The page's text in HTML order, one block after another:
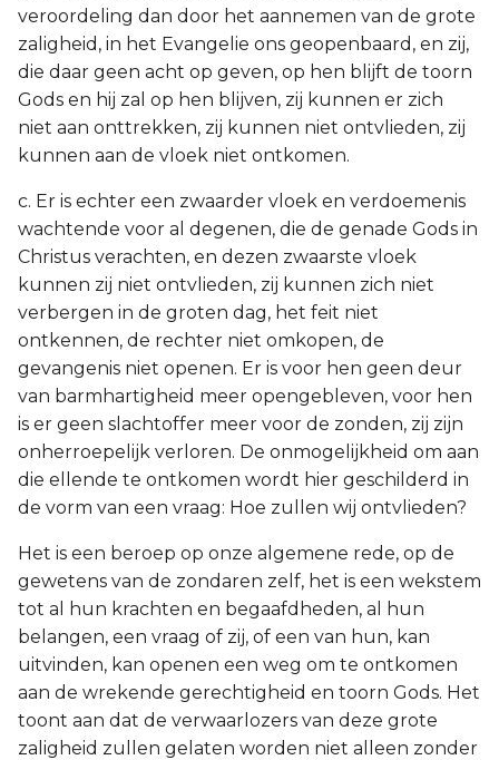
veroordeling dan door het aannemen van de grote
zaligheid, in het Evangelie ons geopenbaard, en zij,
die daar geen acht op geven, op hen blijft de toorn
Gods en hij zal op hen blijven, zij kunnen er zich
niet aan onttrekken, zij kunnen niet ontvlieden, zij
kunnen aan de vloek niet ontkomen.
c. Er is echter een zwaarder vloek en verdoemenis
wachtende voor al degenen, die de genade Gods in
Christus verachten, en dezen zwaarste vloek
kunnen zij niet ontvlieden, zij kunnen zich niet
verbergen in de groten dag, het feit niet
ontkennen, de rechter niet omkopen, de
gevangenis niet openen. Er is voor hen geen deur
van barmhartigheid meer opengebleven, voor hen
is er geen slachtoffer meer voor de zonden, zij zijn
onherroepelijk verloren. De onmogelijkheid om aan
die ellende te ontkomen wordt hier geschilderd in
de vorm van een vraag: Hoe zullen wij ontvlieden?
Het is een beroep op onze algemene rede, op de
gewetens van de zondaren zelf, het is een wekstem
tot al hun krachten en begaafdheden, al hun
belangen, een vraag of zij, of een van hun, kan
uitvinden, kan openen een weg om te ontkomen
aan de wrekende gerechtigheid en toorn Gods. Het
toont aan dat de verwaarlozers van deze grote
zaligheid zullen gelaten worden niet alleen zonder